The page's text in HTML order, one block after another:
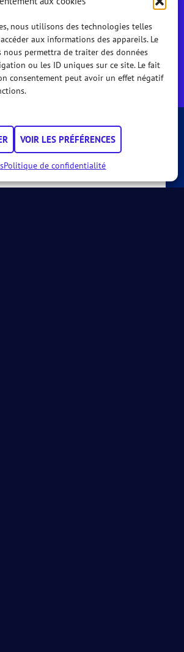
nous utilisons des technologies telles
aux informations des appareils. Le
permettra de traiter des données
ou les ID uniques sur ce site. Le fait
consentement peut avoir un effet négatif
VOIR LES PRÉFÉRENCES
Politique de confidentialité